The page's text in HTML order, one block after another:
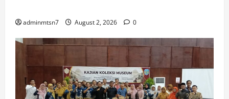
adminmtsn7 August 2, 2026 0